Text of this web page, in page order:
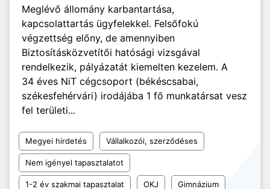
Meglévő állomány karbantartása,
kapcsolattartás ügyfelekkel. Felsőfokú
végzettség előny, de amennyiben
Biztosításközvetítői hatósági vizsgával
rendelkezik, pályázatát kiemelten kezelem. A
34 éves NiT cégcsoport (békéscsabai,
székesfehérvári) irodájába 1 fő munkatársat vesz
fel területi...
Megyei hirdetés Vállalkozói, szerződéses
Nem igényel tapasztalatot
1-2 év szakmai tapasztalat OKJ Gimnázium